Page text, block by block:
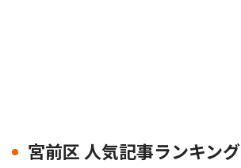
宮前区 人気記事ランキング